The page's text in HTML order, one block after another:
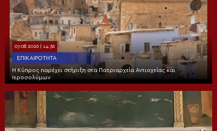
07.08.2026 | 14:36
ΕΠΙΚΑΙΡΌΤΗΤΑ
Η Κύπρος παρέχει στήριξη στα Πατριαρχεία Αντιοχείας και
Ιεροσολύμων